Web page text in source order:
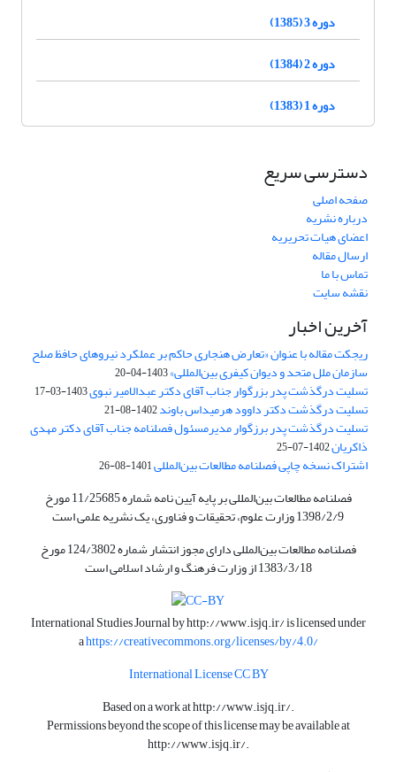
دوره 3 (1385)
دوره 2 (1384)
دوره 1 (1383)
دسترسی سریع
صفحه اصلی
درباره نشریه
اعضای هیات تحریریه
ارسال مقاله
تماس با ما
نقشه سایت
آخرین اخبار
ریجکت مقاله با عنوان «تعارض هنجاری حاکم بر عملکرد نیروهای حافظ صلح
سازمان ملل متحد و دیوان کیفری بین‌المللی»1403-04-20
تسلیت درگذشت پدر بزرگوار جناب آقای دکتر عبدالامیر نبوی1403-03-17
تسلیت درگذشت دکتر داوود هرمیداس باوند1402-08-21
تسلیت درگذشت پدر برزگوار مدیرمسئول فصلنامه جناب آقای دکتر مهدی
ذاکریان1402-07-25
اشتراک نسخه چاپی فصلنامه مطالعات بین‌المللی1401-08-26
فصلنامه مطالعات بین‌المللی بر پایه آیین نامه شماره 11/25685 مورخ
1398/2/9 وزارت علوم، تحقیقات و فناوری، یک نشریه علمی است
فصلنامه مطالعات بین‌المللی دارای مجوز انتشار شماره 124/3802 مورخ
1383/3/18 از وزارت فرهنگ و ارشاد اسلامی است
International Studies Journal byhttp://www.isjq.ir/is licensed under
ahttps://creativecommons.org/licenses/by/4.0/
International License CC BY
Based on a work athttp://www.isjq.ir/.
Permissions beyond the scope of this license may be available at
http://www.isjq.ir/.